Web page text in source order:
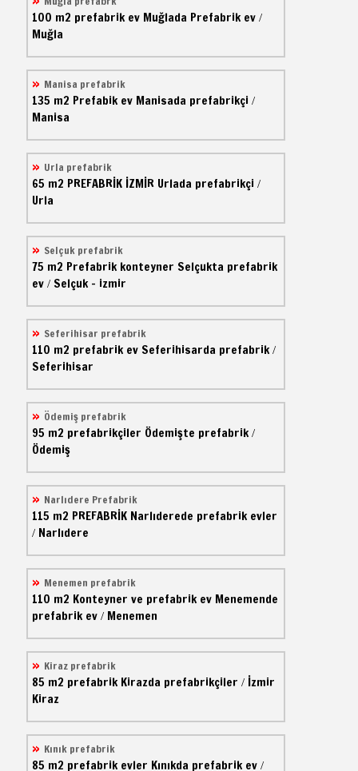
100 m2 prefabrik ev Muğlada Prefabrik ev/
Muğla
Manisa prefabrik
135 m2 Prefabik ev Manisada prefabrikçi /
Manisa
Urla prefabrik
65 m2 PREFABRİK İZMİR Urlada prefabrikçi /
Urla
Selçuk prefabrik
75 m2 Prefabrik konteyner Selçukta prefabrik
ev/ Selçuk - izmir
Seferihisar prefabrik
110 m2 prefabrik ev Seferihisarda prefabrik/
Seferihisar
Ödemiş prefabrik
95 m2 prefabrikçiler Ödemişte prefabrik/
Ödemiş
Narlıdere Prefabrik
115 m2 PREFABRİK Narlıderede prefabrik evler
/ Narlıdere
Menemen prefabrik
110 m2 Konteyner ve prefabrik ev Menemende
prefabrik ev/ Menemen
Kiraz prefabrik
85 m2 prefabrik Kirazda prefabrikçiler / İzmir
Kiraz
Kınık prefabrik
85 m2 prefabrik evler Kınıkda prefabrik ev/